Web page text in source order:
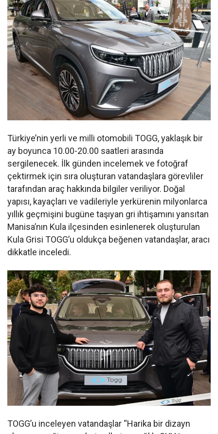
Türkiye’nin yerli ve milli otomobili TOGG, yaklaşık bir
ay boyunca 10.00-20.00 saatleri arasında
sergilenecek. İlk günden incelemek ve fotoğraf
çektirmek için sıra oluşturan vatandaşlara görevliler
tarafından araç hakkında bilgiler veriliyor. Doğal
yapısı, kayaçları ve vadileriyle yerkürenin milyonlarca
yıllık geçmişini bugüne taşıyan gri ihtişamını yansıtan
Manisa’nın Kula ilçesinden esinlenerek oluşturulan
Kula Grisi TOGG’u oldukça beğenen vatandaşlar, aracı
dikkatle inceledi.
TOGG’u inceleyen vatandaşlar “Harika bir dizayn